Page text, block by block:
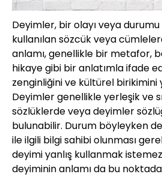
Deyimler, bir olayı veya
kullanılan sözcük veya
anlamı, genellikle bir metafor,
hikaye gibi bir anlatımla ifade
zenginliğini ve kültürel birikimini
Deyimler genellikle yerleşik ve
sözlüklerde veya deyimler
bulunabilir. Durum böyleyken
ile ilgili bilgi sahibi olunması
deyimi yanlış kullanmak
deyiminin anlamı da bu noktada